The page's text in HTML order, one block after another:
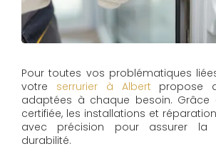
Pour toutes vos problématiques
votre serrurier à Albert propose
adaptées à chaque besoin. Grâce
certifiée, les installations et
avec précision pour assurer
durabilité.